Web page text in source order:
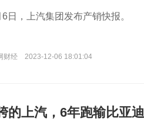
6日，上汽集团发布产销快报。
财经 2023-12-06 18:01:04
的上汽，6年跑输比亚